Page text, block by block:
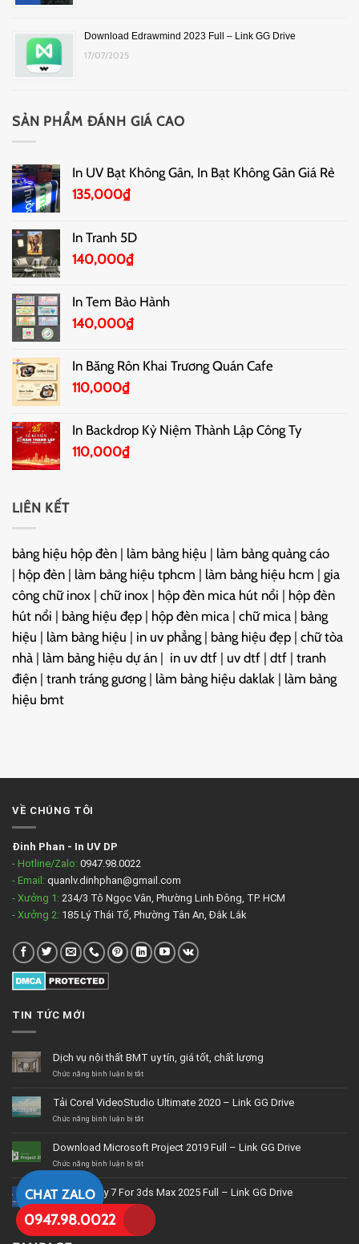
CHAT ZALO
0947.98.0022
Download Edrawmind 2023 Full – Link GG Drive
17/07/2025
SẢN PHẨM ĐÁNH GIÁ CAO
In UV Bạt Không Gân, In Bạt Không Gân Giá Rẻ
135,000₫
In Tranh 5D
140,000₫
In Tem Bảo Hành
140,000₫
In Băng Rôn Khai Trương Quán Cafe
110,000₫
In Backdrop Kỷ Niệm Thành Lập Công Ty
110,000₫
LIÊN KẾT
bảng hiệu hộp đèn | làm bảng hiệu | làm bảng quảng cáo
| hộp đèn | làm bảng hiệu tphcm | làm bảng hiệu hcm | gia
công chữ inox | chữ inox | hộp đèn mica hút nổi | hộp đèn
hút nổi | bảng hiệu đẹp | hộp đèn mica | chữ mica | bảng
hiệu | làm bảng hiệu | in uv phẳng | bảng hiệu đẹp | chữ tòa
nhà | làm bảng hiệu dự án | in uv dtf | uv dtf | dtf | tranh
điện | tranh tráng gương | làm bảng hiệu daklak | làm bảng
hiệu bmt
VỀ CHÚNG TÔI
Đinh Phan - In UV DP
- Hotline/Zalo: 0947.98.0022
- Email: quanlv.dinhphan@gmail.com
- Xưởng 1: 234/3 Tô Ngọc Vân, Phường Linh Đông, TP. HCM
- Xưởng 2: 185 Lý Thái Tổ, Phường Tân An, Đắk Lắk
TIN TỨC MỚI
Dịch vụ nội thất BMT uy tín, giá tốt, chất lượng
Chức năng bình luận bị tắtở
nội
thất
tín,
giá
lượng
Tải Corel VideoStudio Ultimate 2020 – Link GG Drive
Chức năng bình luận bị tắtở
VideoStudio
Ultimate
Link
GG
Drive
Download Microsoft Project 2019 Full – Link GG Drive
Chức năng bình luận bị tắtở
Project
2019
Full
Cài Đặt Vray 7 For 3ds Max 2025 Full – Link GG Drive
Chức năng bình luận bị tắt
ở
Đặt